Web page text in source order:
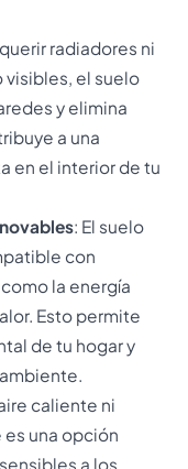
radiadores ni
el suelo
y elimina
a una
en el interior de tu
: El suelo
con
la energía
Esto permite
de tu hogar y
caliente ni
una opción
a los